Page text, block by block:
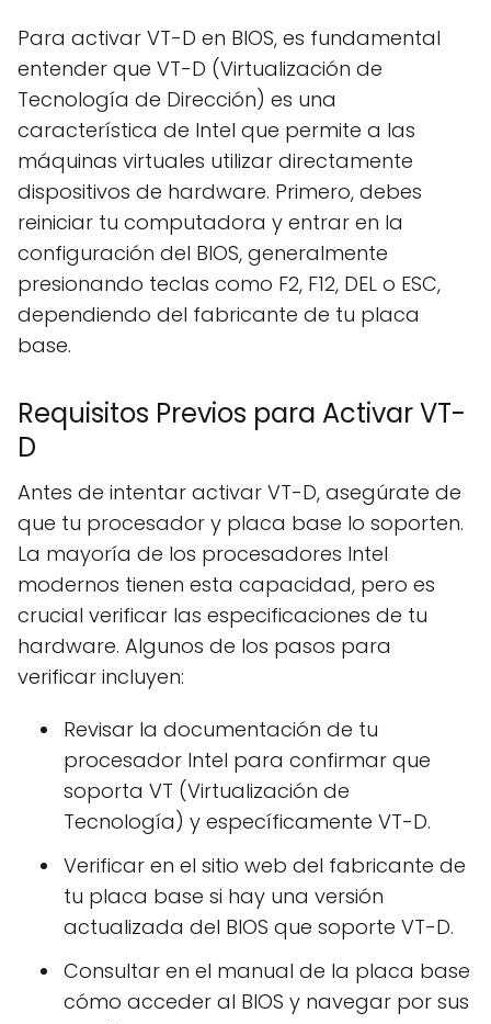
Para activar VT-D en BIOS, es fundamental
entender que VT-D (Virtualización de
Tecnología de Dirección) es una
característica de Intel que permite a las
máquinas virtuales utilizar directamente
dispositivos de hardware. Primero, debes
reiniciar tu computadora y entrar en la
configuración del BIOS, generalmente
presionando teclas como F2, F12, DEL o ESC,
dependiendo del fabricante de tu placa
base.
Requisitos Previos para Activar VT-
D
Antes de intentar activar VT-D, asegúrate de
que tu procesador y placa base lo soporten.
La mayoría de los procesadores Intel
modernos tienen esta capacidad, pero es
crucial verificar las especificaciones de tu
hardware. Algunos de los pasos para
verificar incluyen:
Revisar la documentación de tu
procesador Intel para confirmar que
soporta VT (Virtualización de
Tecnología) y específicamente VT-D.
Verificar en el sitio web del fabricante de
tu placa base si hay una versión
actualizada del BIOS que soporte VT-D.
Consultar en el manual de la placa base
cómo acceder al BIOS y navegar por sus